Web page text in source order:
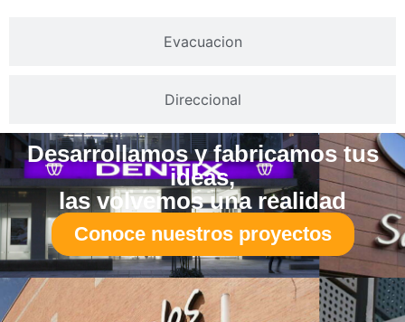
Evacuacion
Direccional
Desarrollamos y fabricamos tus
ideas,
las volvemos una realidad
Conoce nuestros proyectos